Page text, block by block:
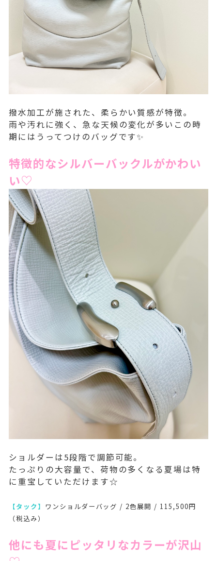
撥水加工が施された、柔らかい質感が特徴。
雨や汚れに強く、急な天候の変化が多いこの時
期には うってつけのバッグです✨
特徴的なシルバーバックルがかわい
い♡
ショルダーは5段階で調節可能。
たっぷりの大容量で、荷物の多くなる夏場は特
に重宝していただけます☆
【タック】 ワンショルダーバッグ / 2色展開 / 115,500円
（税込み）
他にも夏にピッタリなカラーが沢山